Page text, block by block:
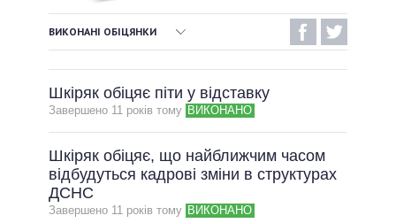
КАБІНЕТ МІНІСТРІВ
ГОЛОВИ ОБЛАДМІНІСТРАЦІЙ
МЕРИ МІСТ
ВСІ ПЕРСОНИ
ПІДТРИМАТИ
ПОРІВНЯННЯ ПОЛІТИКІВ
ВИКОНАНІ ОБІЦЯНКИ
НЕВИКОНАНІ ОБІЦЯНКИ
ВСІ ОБІЦЯНКИ
АРХІВНІ ОБІЦЯНКИ
Шкіряк обіцяє піти у відставку
Завершено 11 рокiв тому ВИКОНАНО
Шкіряк обіцяє, що найближчим часом
відбудуться кадрові зміни в структурах
ДСНС
Завершено 11 рокiв тому ВИКОНАНО